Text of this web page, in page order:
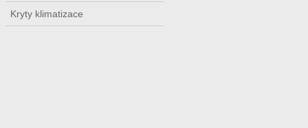
Kryty klimatizace